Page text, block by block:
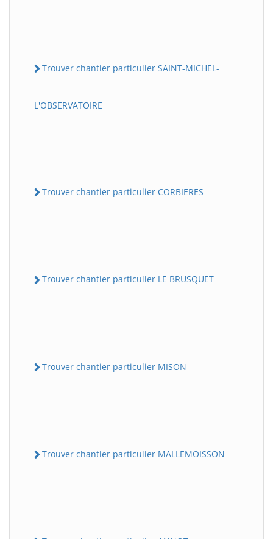
Trouver chantier particulier SAINT-MICHEL-
L'OBSERVATOIRE
Trouver chantier particulier CORBIERES
Trouver chantier particulier LE BRUSQUET
Trouver chantier particulier MISON
Trouver chantier particulier MALLEMOISSON